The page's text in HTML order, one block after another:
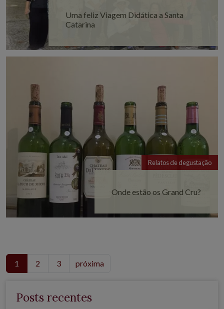
Uma feliz Viagem Didática a Santa
Catarina
Relatos de degustação
Onde estão os Grand Cru?
1 2 3 próxima
Posts recentes